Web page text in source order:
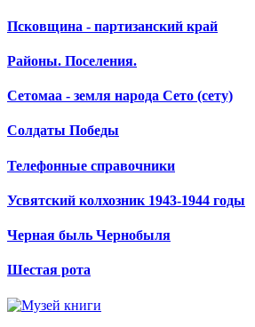
Псковщина - партизанский край
Районы. Поселения.
Сетомаа - земля народа Сето (сету)
Солдаты Победы
Телефонные справочники
Усвятский колхозник 1943-1944 годы
Черная быль Чернобыля
Шестая рота